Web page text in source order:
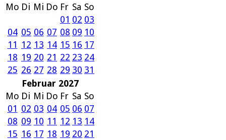
Mo Di Mi Do Fr Sa So
01 02 03
04 05 06 07 08 09 10
11 12 13 14 15 16 17
18 19 20 21 22 23 24
25 26 27 28 29 30 31
Februar 2027
Mo Di Mi Do Fr Sa So
01 02 03 04 05 06 07
08 09 10 11 12 13 14
15 16 17 18 19 20 21